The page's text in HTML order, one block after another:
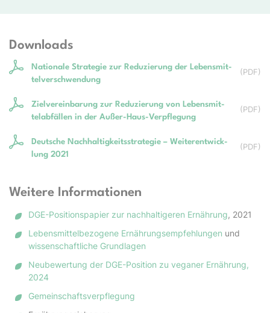
Downloads
Na­tio­na­le Stra­te­gie zur Re­du­zie­rung der Le­bens­mit­
tel­ver­schwen­dung
(PDF)
Ziel­ver­ein­bar­ung zur Re­du­zier­ung von Le­bens­mit­
tel­ab­fäl­len in der Außer-Haus-Ver­pfle­gung
(PDF)
Deu­tsche Nach­hal­tig­keits­stra­te­gie – Wei­ter­ent­wick­
lung 2021
(PDF)
Weitere Informationen
DGE-Positionspapier zur nachhaltigeren Ernährung, 2021
Lebensmittelbezogene Ernährungsempfehlungen und
wissenschaftliche Grundlagen
Neubewertung der DGE-Position zu veganer Ernährung,
2024
Gemeinschaftsverpflegung